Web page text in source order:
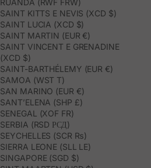
RUANDA (RWF FRW)
SAINT KITTS E NEVIS (XCD $)
SAINT LUCIA (XCD $)
SAINT MARTIN (EUR €)
SAINT VINCENT E GRENADINE
(XCD $)
SAINT-BARTHÉLEMY (EUR €)
SAMOA (WST T)
SAN MARINO (EUR €)
SANT’ELENA (SHP £)
SENEGAL (XOF FR)
SERBIA (RSD РСД)
SEYCHELLES (SCR ₨)
SIERRA LEONE (SLL LE)
SINGAPORE (SGD $)